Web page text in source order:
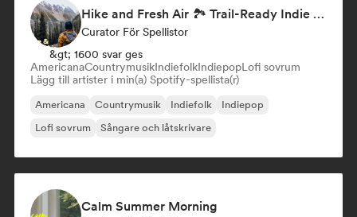
Hike and Fresh Air 🏞️ Trail-Ready Indie Folk & Acoustic
Curator För Spellistor
&gt; 1600 svar ges
AmericanaCountrymusikIndiefolkIndiepopLofi sovrum
Lägg till artister i min(a) Spotify-spellista(r)
Americana Countrymusik Indiefolk
Indiepop
Lofi sovrum
Sångare och låtskrivare
Calm Summer Morning